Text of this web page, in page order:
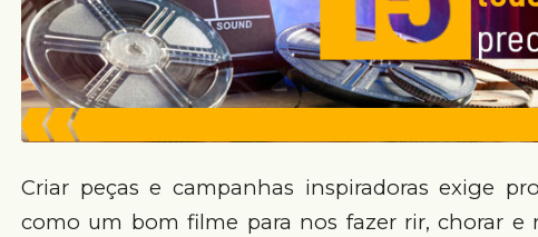
Criar peças e campanhas inspiradoras exige
como um bom filme para nos fazer rir, chorar e